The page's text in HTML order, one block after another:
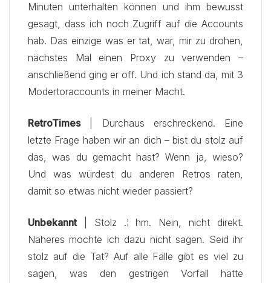
Minuten unterhalten können und ihm bewusst
gesagt, dass ich noch Zugriff auf die Accounts
hab. Das einzige was er tat, war, mir zu drohen,
nächstes Mal einen Proxy zu verwenden –
anschließend ging er off. Und ich stand da, mit 3
Modertoraccounts in meiner Macht.
RetroTimes| Durchaus erschreckend. Eine
letzte Frage haben wir an dich – bist du stolz auf
das, was du gemacht hast? Wenn ja, wieso?
Und was würdest du anderen Retros raten,
damit so etwas nicht wieder passiert?
Unbekannt| Stolz .¦ hm. Nein, nicht direkt.
Näheres möchte ich dazu nicht sagen. Seid ihr
stolz auf die Tat? Auf alle Fälle gibt es viel zu
sagen, was den gestrigen Vorfall hätte